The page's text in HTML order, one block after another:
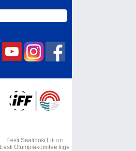
Eesti Saalihoki Liit on
Eesti Olümpiakomitee liige